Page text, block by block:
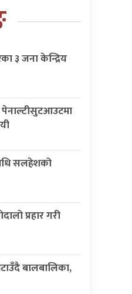
३ जना केन्द्रिय
सलहेशको
प्रहार गरी
बालबालिका,